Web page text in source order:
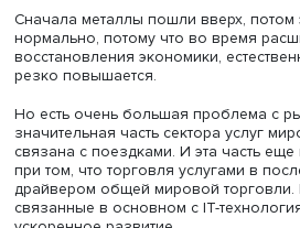
— В прошлом году
была совершенно невиданная
начали отмечать некоторое
восстановления, и
продолжится. Он
повышением цен на сырье,
2021-го года.